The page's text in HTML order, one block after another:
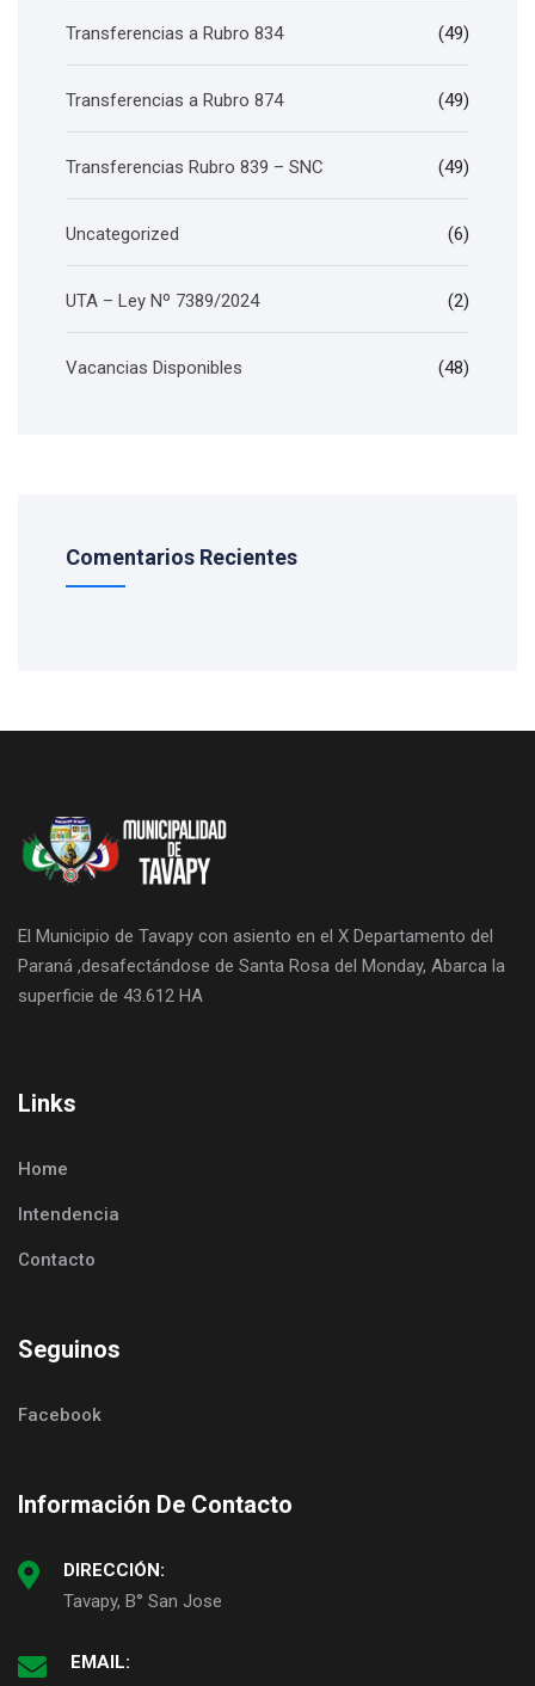
Transferencias a Rubro 834 (49)
Transferencias a Rubro 874 (49)
Transferencias Rubro 839 – SNC (49)
Uncategorized (6)
UTA – Ley Nº 7389/2024 (2)
Vacancias Disponibles (48)
Comentarios Recientes
El Municipio de Tavapy con asiento en el X Departamento del
Paraná ,desafectándose de Santa Rosa del Monday, Abarca la
superficie de 43.612 HA
Links
Home
Intendencia
Contacto
Seguinos
Facebook
Información De Contacto
DIRECCIÓN:
Tavapy, B° San Jose
EMAIL: